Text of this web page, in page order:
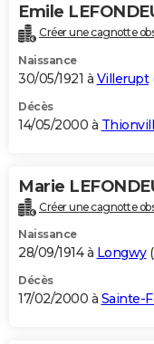
Emile
Créer une cagnotte
Naissance
30/05/1921 à Villerupt
Décès
14/05/2000 à
Marie
Créer une cagnotte
Naissance
28/09/1914 à Longwy(
Décès
17/02/2000 à Sainte-